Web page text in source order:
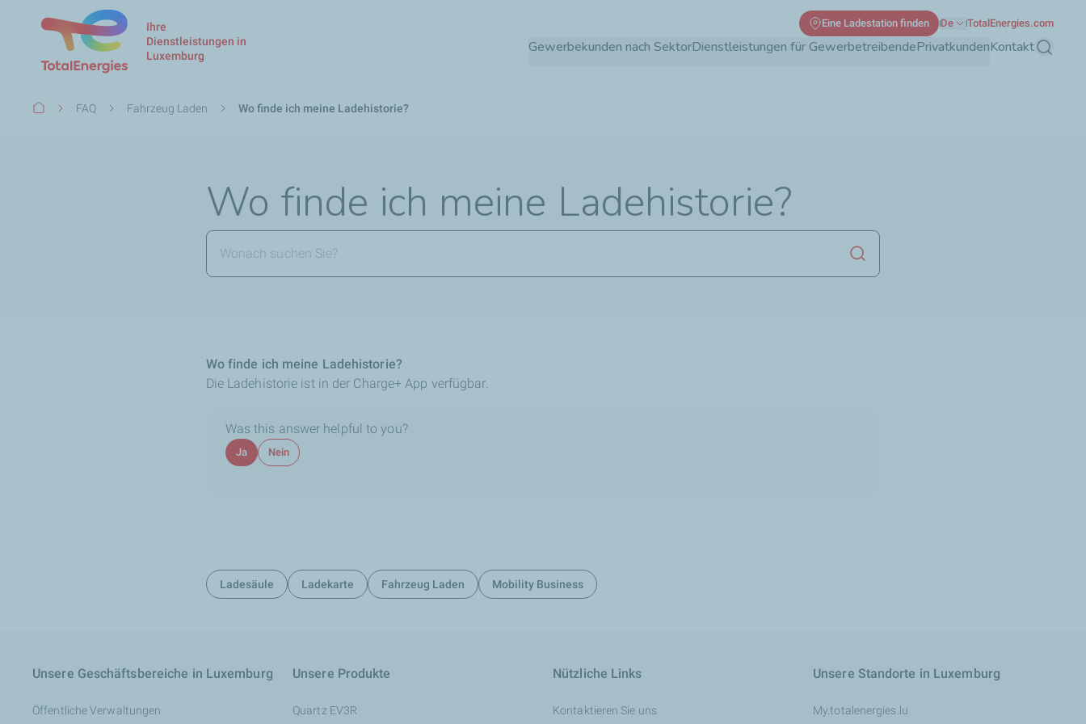
zum
Ihre
Dienstleistungen in
Luxemburg
Gewerbekunden nach SektorDienstleistungen für GewerbetreibendePrivatkundenKontaktSuche
Eine Ladestation finden De TotalEnergies.com
Pfadnavigation
FAQ Fahrzeug Laden Wo finde ich meine Ladehistorie?
Wo finde ich meine Ladehistorie?
Suche starten
Wo finde ich meine Ladehistorie?
Die Ladehistorie ist in der Charge+ App verfügbar.
Was this answer helpful to you?
Ja Nein
Ladesäule Ladekarte Fahrzeug Laden Mobility Business
Unsere Geschäftsbereiche in Luxemburg
Öffentliche Verwaltungen
Unsere Produkte
Quartz EV3R
Nützliche Links
Kontaktieren Sie uns
Unsere Standorte in Luxemburg
My.totalenergies.lu